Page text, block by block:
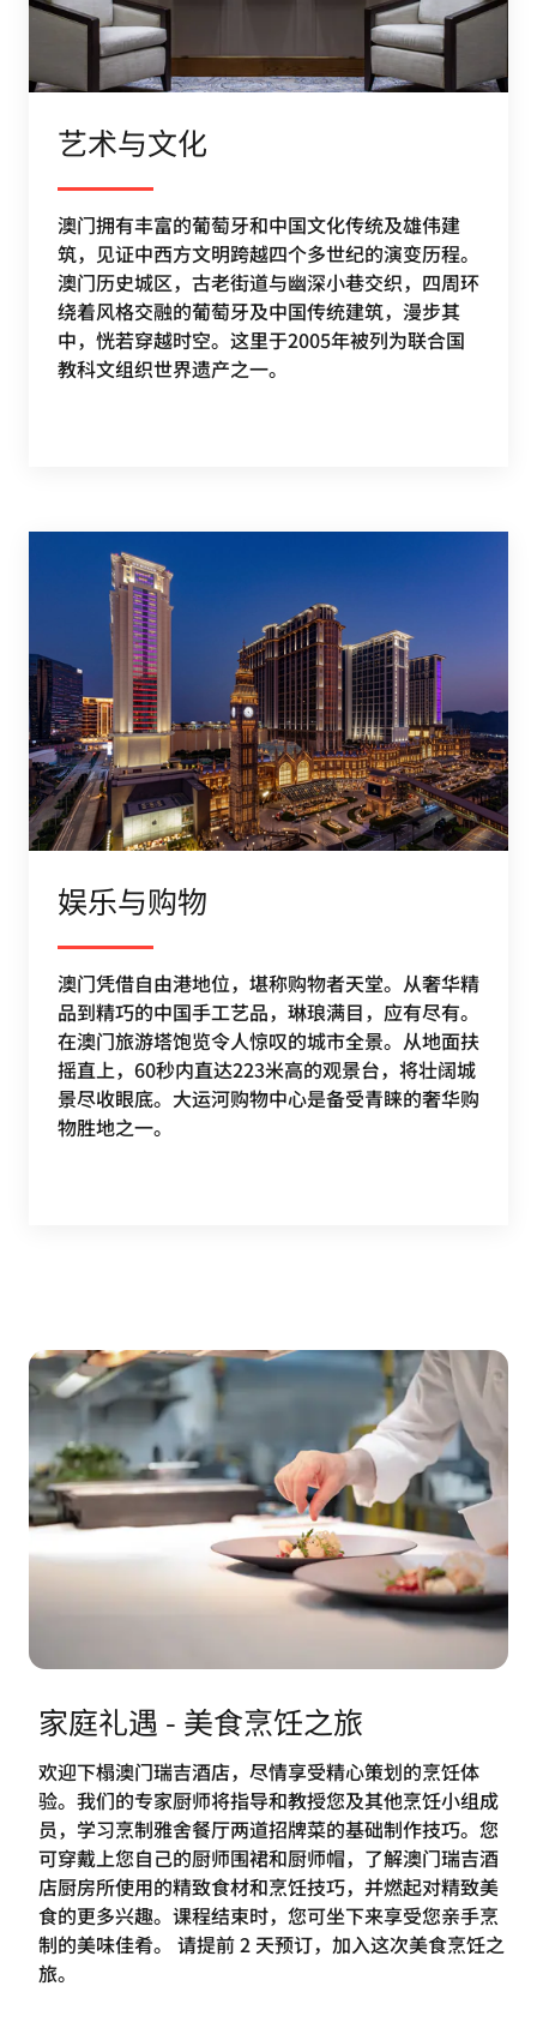
艺术与文化
澳门拥有丰富的葡萄牙和中国文化传统及雄伟建
筑，见证中西方文明跨越四个多世纪的演变历程。
澳门历史城区，古老街道与幽深小巷交织，四周环
绕着风格交融的葡萄牙及中国传统建筑，漫步其
中，恍若穿越时空。这里于2005年被列为联合国
教科文组织世界遗产之一。
娱乐与购物
澳门凭借自由港地位，堪称购物者天堂。从奢华精
品到精巧的中国手工艺品，琳琅满目，应有尽有。
在澳门旅游塔饱览令人惊叹的城市全景。从地面扶
摇直上，60秒内直达223米高的观景台，将壮阔城
景尽收眼底。大运河购物中心是备受青睐的奢华购
物胜地之一。
家庭礼遇 - 美食烹饪之旅
欢迎下榻澳门瑞吉酒店，尽情享受精心策划的烹饪体
验。我们的专家厨师将指导和教授您及其他烹饪小组成
员，学习烹制雅舍餐厅两道招牌菜的基础制作技巧。您
可穿戴上您自己的厨师围裙和厨师帽，了解澳门瑞吉酒
店厨房所使用的精致食材和烹饪技巧，并燃起对精致美
食的更多兴趣。课程结束时，您可坐下来享受您亲手烹
制的美味佳肴。 请提前 2 天预订，加入这次美食烹饪之
旅。